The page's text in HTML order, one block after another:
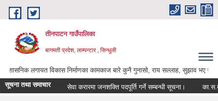
Skip to main content
तीनपाटन गाउँपालिका
बागमती प्रदेश, लाम्पन्टार , सिन्धुली
लगायत विकास निर्माणका कामकाज बारे कुनै गुनासो, राय सल्लाह, सुझाव भए
सूचना तथा समाचार
सेवा करारमा जनशक्ति पदपूर्ति गर्ने सम्बन्धी सूचना। का.स.मु.